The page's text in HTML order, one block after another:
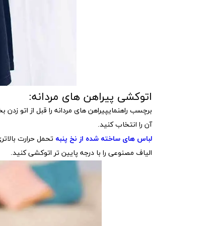
اتوکشی پیراهن های مردانه:
برچسب راهنمایپیراهن های مردانه را قبل از اتو
آن را انتخاب کنید.
لباس های ساخته شده از نخ پنبه تحمل حرارت
الیاف مصنوعی را با درجه پایین تر اتوکشی کنید.